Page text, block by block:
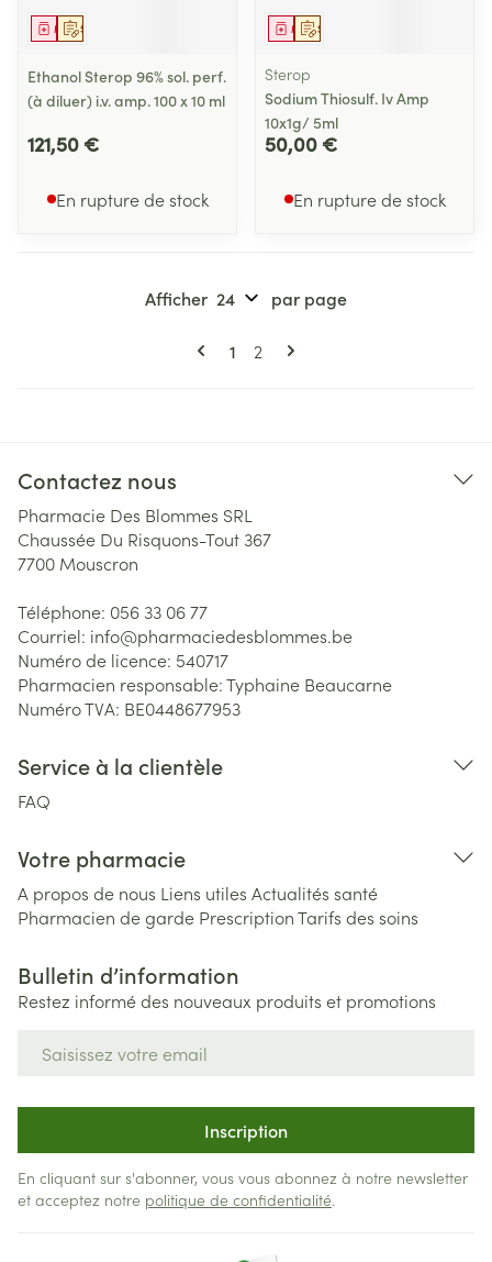
Sur prescription
Médicament
Ethanol Sterop 96% sol. perf.
(à diluer) i.v. amp. 100 x 10 ml
121,50 €
En rupture de stock
Sur prescription
Médicament
Sterop
Sodium Thiosulf. Iv Amp
10x1g/ 5ml
50,00 €
En rupture de stock
Pages
Vous lisez actuellement la page
1 Page
2
Afficher par page
Contactez nous
Pharmacie Des Blommes SRL
Chaussée Du Risquons-Tout 367
7700 Mouscron
Téléphone: 056 33 06 77
Courriel: info@pharmaciedesblommes.be
Numéro de licence: 540717
Pharmacien responsable:Typhaine Beaucarne
Numéro TVA: BE0448677953
Service à la clientèle
FAQ
Votre pharmacie
A propos de nous Liens utiles Actualités santé
Pharmacien de garde PrescriptionTarifs des soins
Bulletin d’information
Restez informé des nouveaux produits et promotions
Inscription
En cliquant sur s'abonner, vous vous abonnez à notre newsletter
et acceptez notre politique de confidentialité.